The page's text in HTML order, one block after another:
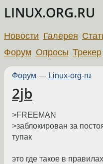
LINUX.ORG.RU
Новости Галерея
Форум Опросы Трекер
Форум — Linux-org-ru
2jb
>FREEMAN
>заблокирован за
тупак
это где такое в